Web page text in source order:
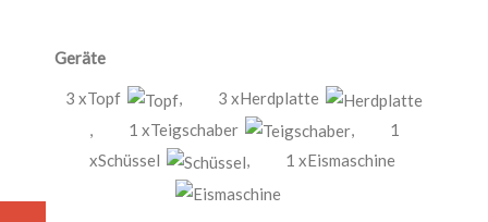
Geräte
3 xTopf ,
3 xHerdplatte
,
1 xTeigschaber ,
1
xSchüssel
, 1 xEismaschine